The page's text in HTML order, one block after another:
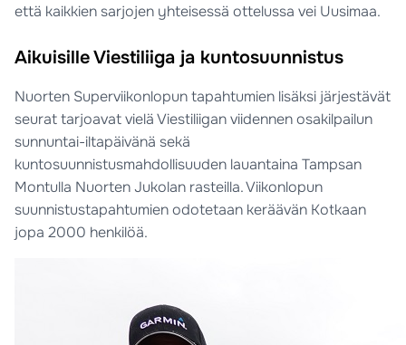
että kaikkien sarjojen yhteisessä ottelussa vei Uusimaa.
Aikuisille Viestiliiga ja kuntosuunnistus
Nuorten Superviikonlopun tapahtumien lisäksi järjestävät
seurat tarjoavat vielä Viestiliigan viidennen osakilpailun
sunnuntai-iltapäivänä sekä
kuntosuunnistusmahdollisuuden lauantaina Tampsan
Montulla Nuorten Jukolan rasteilla. Viikonlopun
suunnistustapahtumien odotetaan keräävän Kotkaan
jopa 2000 henkilöä.